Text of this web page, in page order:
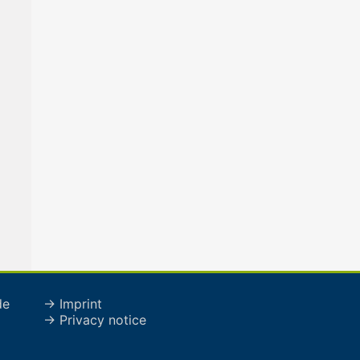
→ Imprint
→ Privacy notice